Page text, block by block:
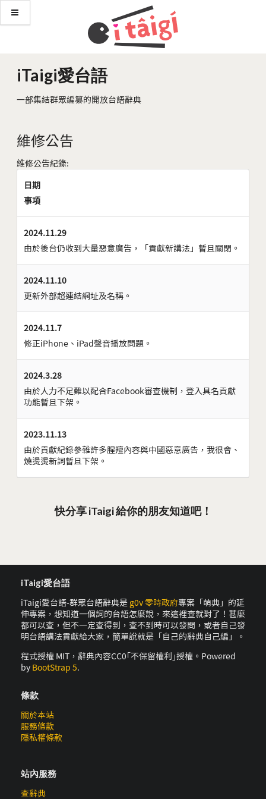
iTaigi愛台語
一部集結群眾編纂的開放台語辭典
維修公告
維修公告紀錄:
日期
事項
2024.11.29
由於後台仍收到大量惡意廣告，「貢獻新講法」暫且關閉。
2024.11.10
更新外部超連結網址及名稱。
2024.11.7
修正iPhone、iPad聲音播放問題。
2024.3.28
由於人力不足難以配合Facebook審查機制，登入具名貢獻
功能暫且下架。
2023.11.13
由於貢獻紀錄參雜許多腥羶內容與中國惡意廣告，我很會、
燒燙燙新詞暫且下架。
快分享 iTaigi 給你的朋友知道吧！
iTaigi愛台語
iTaigi愛台語-群眾台語辭典是 g0v 零時政府專案「萌典」的延
伸專案，想知道一個詞的台語怎麼說，來這裡查就對了！甚麼
都可以查，但不一定查得到，查不到時可以發問，或者自己發
明台語講法貢獻給大家，簡單說就是「自己的辭典自己編」。
程式授權 MIT，辭典內容CC0｢不保留權利｣授權。Powered
by BootStrap 5.
條款
關於本站
服務條款
隱私權條款
站內服務
查辭典